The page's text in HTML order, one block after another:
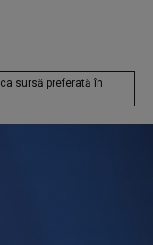
ca sursă preferată în